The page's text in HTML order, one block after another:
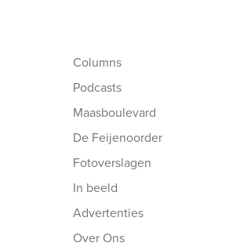
Columns
Podcasts
Maasboulevard
De Feijenoorder
Fotoverslagen
In beeld
Advertenties
Over Ons